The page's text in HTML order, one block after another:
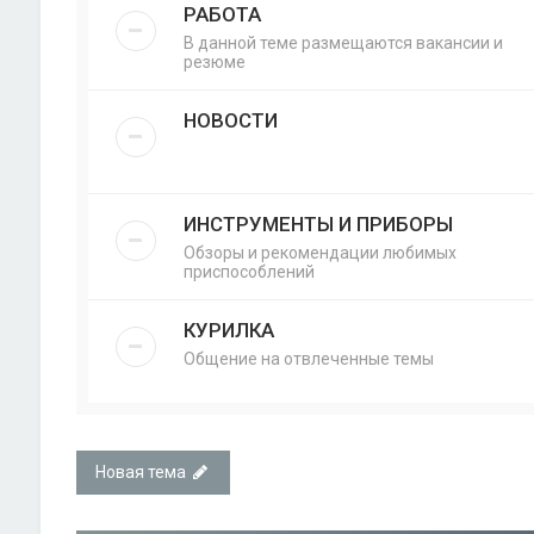
РАБОТА
В данной теме размещаются вакансии и
резюме
НОВОСТИ
ИНСТРУМЕНТЫ И ПРИБОРЫ
Обзоры и рекомендации любимых
приспособлений
КУРИЛКА
Общение на отвлеченные темы
Новая тема